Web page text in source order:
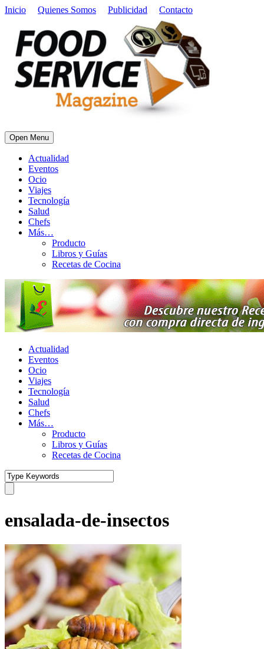
Inicio Quienes Somos Publicidad Contacto
Open Menu
Actualidad
Eventos
Ocio
Viajes
Tecnología
Salud
Chefs
Más…
Producto
Libros y Guías
Recetas de Cocina
Actualidad
Eventos
Ocio
Viajes
Tecnología
Salud
Chefs
Más…
Producto
Libros y Guías
Recetas de Cocina
ensalada-de-insectos